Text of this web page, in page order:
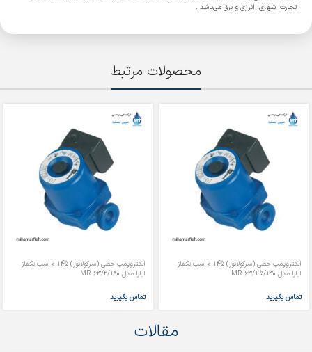
تجارت، شهری، انرژی و برق می‌باشد .
محصولات مرتبط
الکتروپمپ خطی (سرکولاتور) 0.145 اسب تکفاز
ابارا مدل MR 63/1.5/130
تماس بگیرید
الکتروپمپ خطی (سرکولاتور) 0.145 اسب تکفاز
ابارا مدل MR 63/2/180
تماس بگیرید
مقالات